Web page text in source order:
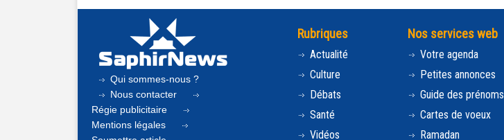
Qui sommes-nous ?
Nous contacter
Régie publicitaire
Mentions légales
Rubriques
Actualité
Culture
Débats
Santé
Vidéos
Nos services web
Votre agenda
Petites annonces
Guide des prénoms
Cartes de voeux
Ramadan